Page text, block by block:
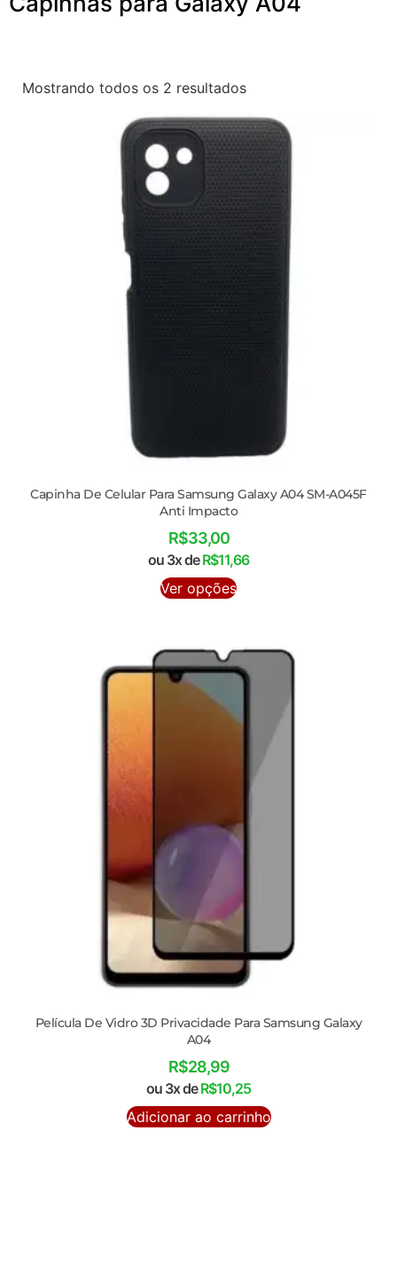
Mostrando todos os 2 resultados
Capinha De Celular Para Samsung Galaxy A04 SM-A045F
Anti Impacto
R$33,00
ou 3x deR$11,66
Ver opções
Película De Vidro 3D Privacidade Para Samsung Galaxy
A04
R$28,99
ou 3x deR$10,25
Adicionar ao carrinho